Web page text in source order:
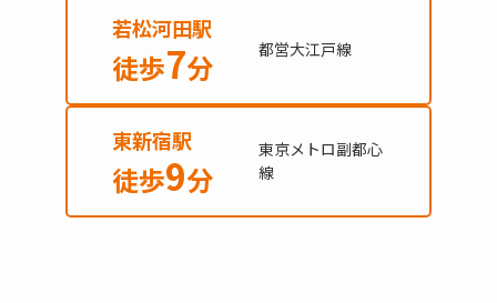
若松河田駅
徒歩7分 都営大江戸線
東新宿駅
徒歩9分
東京メトロ副都心
線